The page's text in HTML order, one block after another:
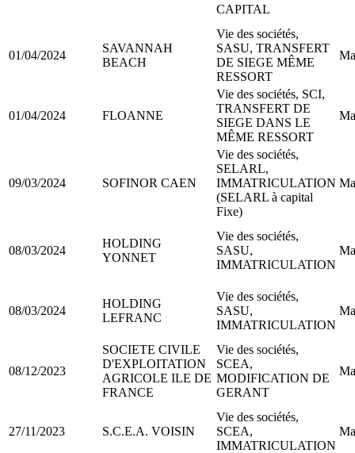
CAPITAL
01/04/2024
SAVANNAH
BEACH
Vie des sociétés,
SASU, TRANSFERT
DE SIEGE MÊME
RESSORT
01/04/2024 FLOANNE
Vie des sociétés, SCI,
TRANSFERT DE
SIEGE DANS LE
MÊME RESSORT
09/03/2024 SOFINOR CAEN
Vie des sociétés,
SELARL,
IMMATRICULATION
(SELARL à capital
Fixe)
08/03/2024
HOLDING
YONNET
Vie des sociétés,
SASU,
IMMATRICULATION
08/03/2024
HOLDING
LEFRANC
Vie des sociétés,
SASU,
IMMATRICULATION
08/12/2023
SOCIETE CIVILE
D'EXPLOITATION
AGRICOLE ILE DE
FRANCE
Vie des sociétés,
SCEA,
MODIFICATION DE
GERANT
27/11/2023 S.C.E.A. VOISIN
Vie des sociétés,
SCEA,
IMMATRICULATION